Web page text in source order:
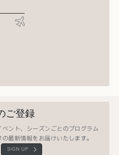
ご登録
ント、シーズンごとのプログラム
最新情報をお届けいたします。
SIGN UP